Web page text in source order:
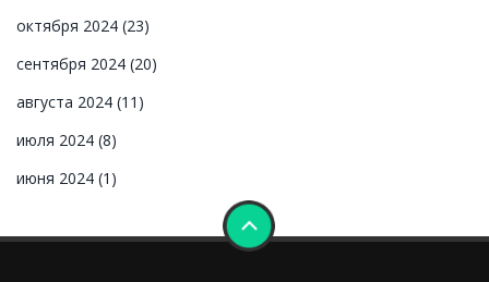
октября 2024 (23)
сентября 2024 (20)
августа 2024 (11)
июля 2024 (8)
июня 2024 (1)